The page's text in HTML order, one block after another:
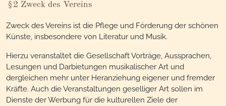
§2 Zweck des Vereins
Zweck des Vereins ist die Pflege und Förderung der schönen
Künste, insbesondere von Literatur und Musik.
Hierzu veranstaltet die Gesellschaft Vorträge, Aussprachen,
Lesungen und Darbietungen musikalischer Art und
dergleichen mehr unter Heranziehung eigener und fremder
Kräfte. Auch die Veranstaltungen geselliger Art sollen im
Dienste der Werbung für die kulturellen Ziele der